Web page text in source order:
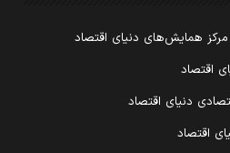
مرکز همایش‌های دنیای اقتصاد
اقتصاد
دنیای اقتصاد
اقتصاد